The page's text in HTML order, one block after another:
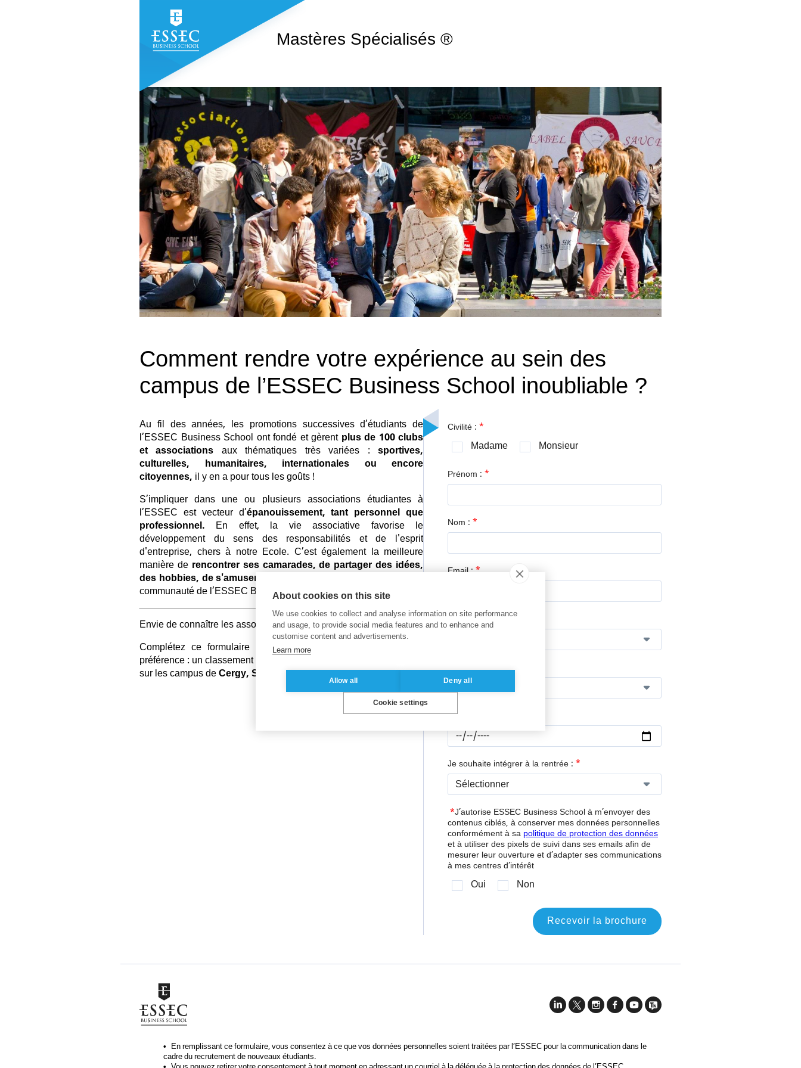
Mastères Spécialisés ®
Comment rendre votre expérience au sein des
campus de l’ESSEC Business School inoubliable ?
Au fil des années, les promotions successives d’étudiants de
l’ESSEC Business School ont fondé et gèrent plus de 100 clubs
et associations aux thématiques très variées :sportives,
culturelles, humanitaires, internationales ou encore
citoyennes, il y en a pour tous les goûts !
S’impliquer dans une ou plusieurs associations étudiantes à
l’ESSEC est vecteur d’épanouissement, tant personnel que
professionnel. En effet, la vie associative favorise le
développement du sens des responsabilités et de l'esprit
d'entreprise, chers à notre Ecole. C’est également la meilleure
manière de rencontrer ses camarades, de partager des idées,
des hobbies, de s'amuser
communauté de l’ESSEC Business School !
Envie de connaître les associations représentées sur nos campus ?
Complétez ce formulaire et découvrez celles qui auront votre
préférence : un classement par thématiques puis par représentation
sur les campus de Cergy, Singapour et Rabatvous est proposé.
*
Civilité :
Madame Monsieur
*
Prénom :
*
Nom :
*
Email :
Pays de Résidence :
Diplôme principal :
Date de naissance :
*
Je souhaite intégrer à la rentrée :
*J’autorise ESSEC Business School à m’envoyer des
contenus ciblés, à conserver mes données personnelles
conformément à sa politique de protection des données
et à utiliser des pixels de suivi dans ses emails afin de
mesurer leur ouverture et d’adapter ses communications
à mes centres d’intérêt
Oui Non
Recevoir la brochure
En remplissant ce formulaire, vous consentez à ce que vos données personnelles soient traitées par l’ESSEC pour la communication dans le
cadre du recrutement de nouveaux étudiants.
About cookies on this site
We use cookies to collect and analyse information on site performance
and usage, to provide social media features and to enhance and
customise content and advertisements.
Learn more
Allow all Deny all
Cookie settings